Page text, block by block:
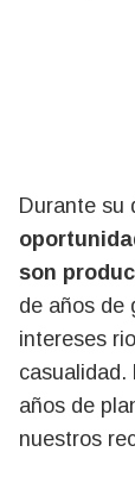
Durante su
son
de años de
intereses
casualidad.
años de
nuestros